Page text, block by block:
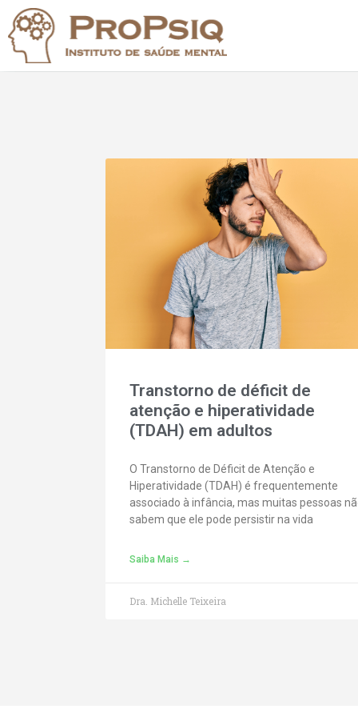
Transtorno de déficit de
atenção e hiperatividade
(TDAH) em adultos
O Transtorno de Déficit de Atenção e
Hiperatividade (TDAH) é frequentemente
associado à infância, mas muitas pessoas
sabem que ele pode persistir na vida
Saiba Mais →
Dra. Michelle Teixeira